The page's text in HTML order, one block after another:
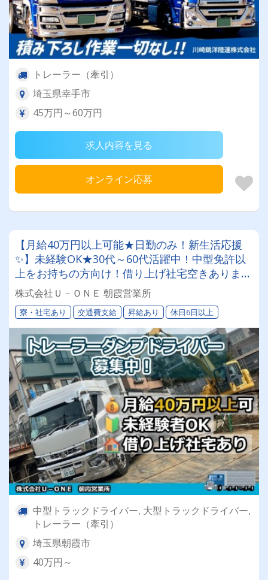
トレーラー（牽引）
埼玉県幸手市
45万円～60万円
求人内容を見る
オンライン応募
【月給40万円以上可能★日勤のみ！新生活応援
✨】未経験OK★30代～60代活躍中！中型免許以
上をお持ちの方向け！借り上げ社宅空きあります
★にぎやかでやさしい先輩がいっぱい★【お休み
も取りやすい！3t・4t・8t・トレーラーダンプド
ライバー募集中！】
株式会社Ｕ－ＯＮＥ 朝霞営業所
寮・社宅あり 交通費支給 昇給あり 休日6日以上
中型トラックドライバー, 大型トラックドライバー,
トレーラー（牽引）
埼玉県朝霞市
40万円～